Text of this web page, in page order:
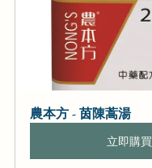
農本方 - 茵陳蒿湯
立即購買